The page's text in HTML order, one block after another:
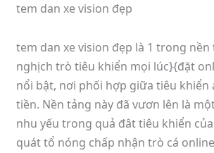
tem dan xe vision đẹp
tem dan xe vision đẹp là 1 trong
nghịch trò tiêu khiển mọi lúc}{đặt
nổi bật, nơi phối hợp giữa tiêu khiển
tiền. Nền tảng này đã vươn lên là
nhu yếu trong quả đât tiêu khiển
quát tổ nóng chấp nhận trò cá